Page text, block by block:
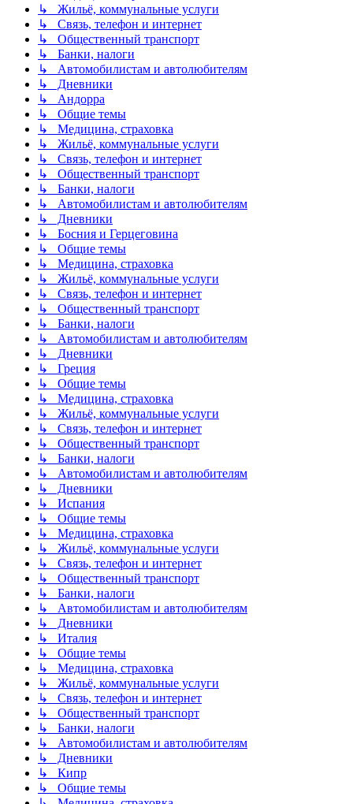
↳ Жильё, коммунальные услуги
↳ Связь, телефон и интернет
↳ Общественный транспорт
↳ Банки, налоги
↳ Автомобилистам и автолюбителям
↳ Дневники
↳ Андорра
↳ Общие темы
↳ Медицина, страховка
↳ Жильё, коммунальные услуги
↳ Связь, телефон и интернет
↳ Общественный транспорт
↳ Банки, налоги
↳ Автомобилистам и автолюбителям
↳ Дневники
↳ Босния и Герцеговина
↳ Общие темы
↳ Медицина, страховка
↳ Жильё, коммунальные услуги
↳ Связь, телефон и интернет
↳ Общественный транспорт
↳ Банки, налоги
↳ Автомобилистам и автолюбителям
↳ Дневники
↳ Греция
↳ Общие темы
↳ Медицина, страховка
↳ Жильё, коммунальные услуги
↳ Связь, телефон и интернет
↳ Общественный транспорт
↳ Банки, налоги
↳ Автомобилистам и автолюбителям
↳ Дневники
↳ Испания
↳ Общие темы
↳ Медицина, страховка
↳ Жильё, коммунальные услуги
↳ Связь, телефон и интернет
↳ Общественный транспорт
↳ Банки, налоги
↳ Автомобилистам и автолюбителям
↳ Дневники
↳ Италия
↳ Общие темы
↳ Медицина, страховка
↳ Жильё, коммунальные услуги
↳ Связь, телефон и интернет
↳ Общественный транспорт
↳ Банки, налоги
↳ Автомобилистам и автолюбителям
↳ Дневники
↳ Кипр
↳ Общие темы